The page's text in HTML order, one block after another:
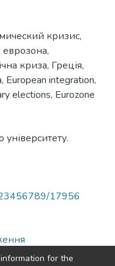
кризис,
еврозона,
криза, Греція,
, European integration,
elections, Eurozone
17956
for the